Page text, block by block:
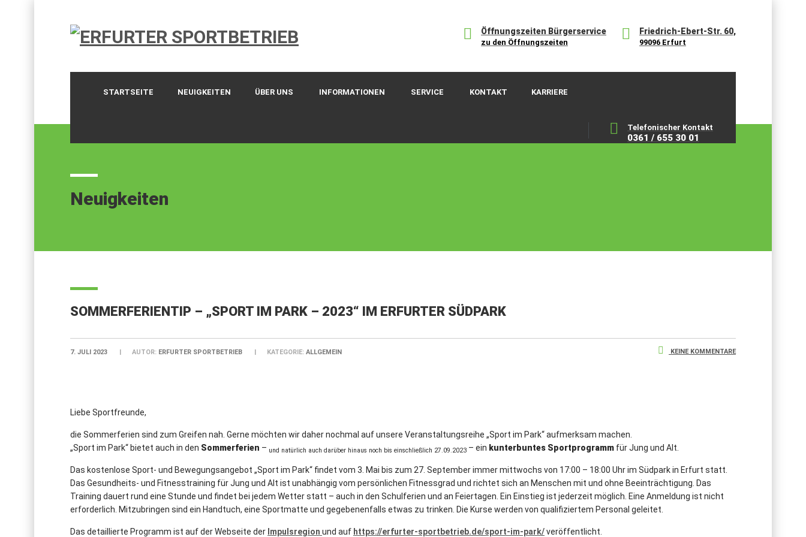
Friedrich-Ebert-Str. 60,
99096 Erfurt
Öffnungszeiten Bürgerservice
zu den Öffnungszeiten
STARTSEITE NEUIGKEITEN ÜBER UNS INFORMATIONEN SERVICE KONTAKT KARRIERE
Telefonischer Kontakt
0361 / 655 30 01
Neuigkeiten
SOMMERFERIENTIP – „SPORT IM PARK – 2023“ IM ERFURTER SÜDPARK
7. JULI 2023 AUTOR: ERFURTER SPORTBETRIEB KATEGORIE: ALLGEMEIN KEINE KOMMENTARE
Liebe Sportfreunde,
die Sommerferien sind zum Greifen nah. Gerne möchten wir daher nochmal auf unsere Veranstaltungsreihe „Sport im Park“ aufmerksam machen.
„Sport im Park“ bietet auch in den Sommerferien – und natürlich auch darüber hinaus noch bis einschließlich 27.09.2023 – ein kunterbuntes Sportprogramm für Jung und Alt.
Das kostenlose Sport- und Bewegungsangebot „Sport im Park“ findet vom 3. Mai bis zum 27. September immer mittwochs von 17:00 – 18:00 Uhr im Südpark in Erfurt statt.
Das Gesundheits- und Fitnesstraining für Jung und Alt ist unabhängig vom persönlichen Fitnessgrad und richtet sich an Menschen mit und ohne Beeinträchtigung. Das
Training dauert rund eine Stunde und findet bei jedem Wetter statt – auch in den Schulferien und an Feiertagen. Ein Einstieg ist jederzeit möglich. Eine Anmeldung ist nicht
erforderlich. Mitzubringen sind ein Handtuch, eine Sportmatte und gegebenenfalls etwas zu trinken. Die Kurse werden von qualifiziertem Personal geleitet.
Das detaillierte Programm ist auf der Webseite der Impulsregion und auf https://erfurter-sportbetrieb.de/sport-im-park/veröffentlicht.